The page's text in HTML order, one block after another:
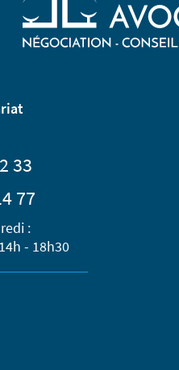
33
77
:
- 18h30